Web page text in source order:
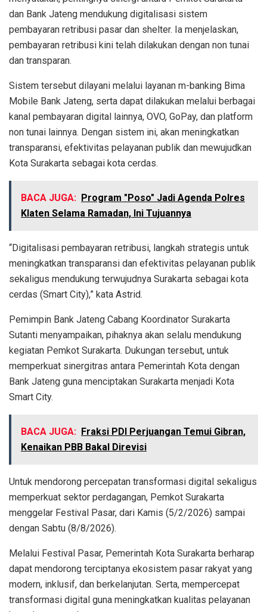
dan Bank Jateng mendukung digitalisasi sistem
pembayaran retribusi pasar dan shelter. Ia menjelaskan,
pembayaran retribusi kini telah dilakukan dengan non tunai
dan transparan.
Sistem tersebut dilayani melalui layanan m-banking Bima
Mobile Bank Jateng, serta dapat dilakukan melalui berbagai
kanal pembayaran digital lainnya, OVO, GoPay, dan platform
non tunai lainnya. Dengan sistem ini, akan meningkatkan
transparansi, efektivitas pelayanan publik dan mewujudkan
Kota Surakarta sebagai kota cerdas.
BACA JUGA: Program "Poso" Jadi Agenda Polres
Klaten Selama Ramadan, Ini Tujuannya
“Digitalisasi pembayaran retribusi, langkah strategis untuk
meningkatkan transparansi dan efektivitas pelayanan publik
sekaligus mendukung terwujudnya Surakarta sebagai kota
cerdas (Smart City),” kata Astrid.
Pemimpin Bank Jateng Cabang Koordinator Surakarta
Sutanti menyampaikan, pihaknya akan selalu mendukung
kegiatan Pemkot Surakarta. Dukungan tersebut, untuk
memperkuat sinergitras antara Pemerintah Kota dengan
Bank Jateng guna menciptakan Surakarta menjadi Kota
Smart City.
BACA JUGA: Fraksi PDI Perjuangan Temui Gibran,
Kenaikan PBB Bakal Direvisi
Untuk mendorong percepatan transformasi digital sekaligus
memperkuat sektor perdagangan, Pemkot Surakarta
menggelar Festival Pasar, dari Kamis (5/2/2026) sampai
dengan Sabtu (8/8/2026).
Melalui Festival Pasar, Pemerintah Kota Surakarta berharap
dapat mendorong terciptanya ekosistem pasar rakyat yang
modern, inklusif, dan berkelanjutan. Serta, mempercepat
transformasi digital guna meningkatkan kualitas pelayanan